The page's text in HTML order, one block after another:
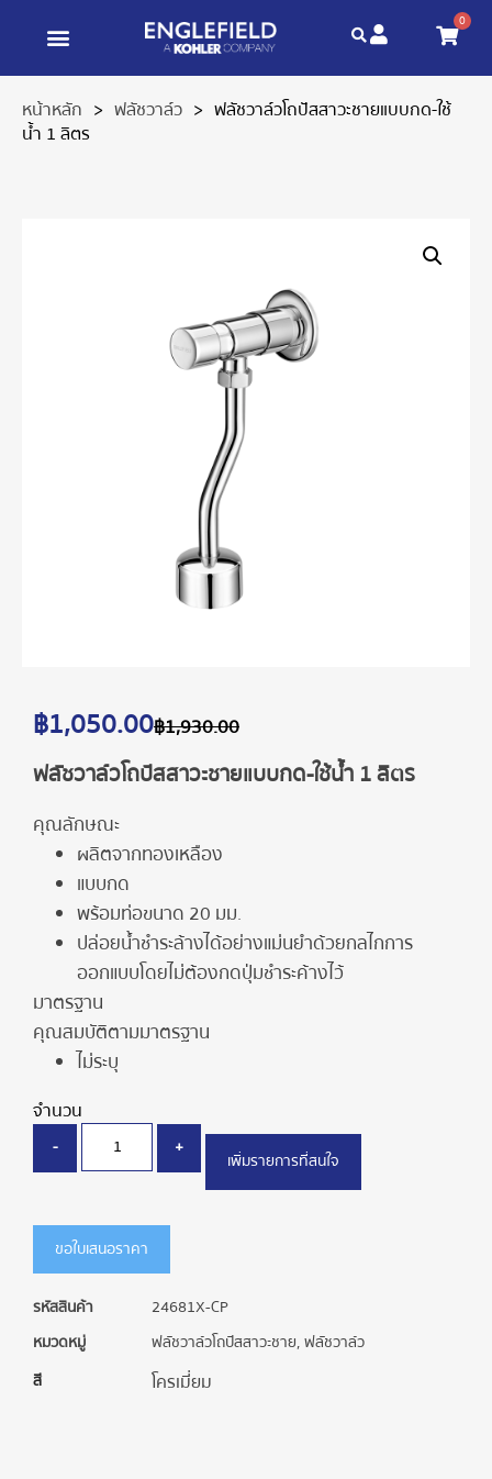
0
หน้าหลัก > ฟลัชวาล์ว > ฟลัชวาล์วโถปัสสาวะชายแบบกด-ใช้
น้ำ 1 ลิตร
฿1,930.00
฿1,050.00
ฟลัชวาล์วโถปัสสาวะชายแบบกด-ใช้น้ำ 1 ลิตร
คุณลักษณะ
ผลิตจากทองเหลือง
แบบกด
พร้อมท่อขนาด 20 มม.
ปล่อยนํ้าชำระล้างได้อย่างแม่นยำด้วยกลไกการ
ออกแบบโดยไม่ต้องกดปุ่มชำระค้างไว้
มาตรฐาน
คุณสมบัติตามมาตรฐาน
ไม่ระบุ
จำนวน
- +
เพิ่มรายการที่สนใจ
ขอใบเสนอราคา
รหัสสินค้า
24681X-CP
หมวดหมู่
ฟลัชวาล์วโถปัสสาวะชาย,ฟลัชวาล์ว
สี โครเมี่ยม